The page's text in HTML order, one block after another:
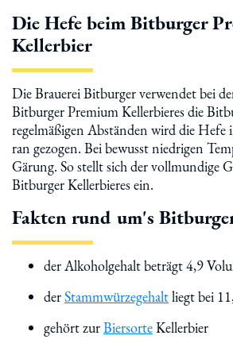
Die Hefe beim Bitburger
Kellerbier
Die Brauerei Bitburger verwendet bei
Bitburger Premium Kellerbieres die
regelmäßigen Abständen wird die Hefe
ran gezogen. Bei bewusst niedrigen
Gärung. So stellt sich der vollmundige
Bitburger Kellerbieres ein.
Fakten rund um's
der Alkoholgehalt beträgt 4,9
derStammwürzegehaltliegt bei
gehört zurBiersorteKellerbier